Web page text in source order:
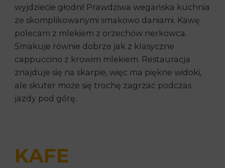
wyjdziecie głodni! Prawdziwa wegańska kuchnia
ze skomplikowanymi smakowo daniami. Kawę
polecam z mlekiem z orzechów nerkowca.
Smakuje równie dobrze jak z klasyczne
cappuccino z krowim mlekiem. Restauracja
znajduje się na skarpie, więc ma piękne widoki,
ale skuter może się trochę zagrzać podczas
jazdy pod górę.
KAFE